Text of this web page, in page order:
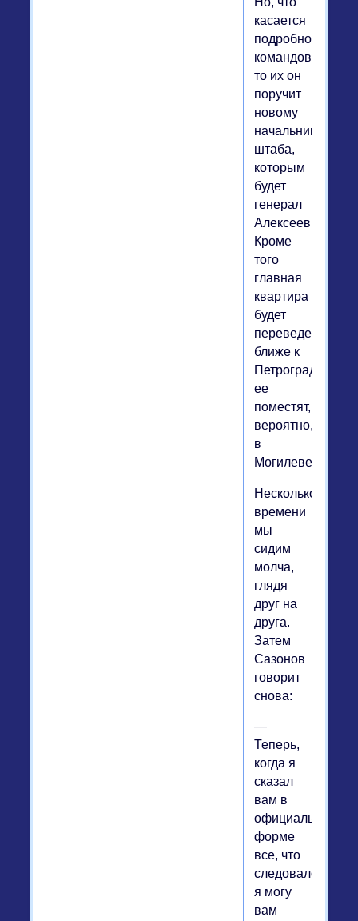
касается
подробностей
командования,
то их он
поручит
новому
начальнику
штаба,
которым
будет
генерал
Алексеев.
Кроме
того
главная
квартира
будет
переведена
ближе к
Петрограду;
ее
поместят,
вероятно,
в
Могилеве.
Несколько
времени
мы
сидим
молча,
глядя
друг на
друга.
Затем
Сазонов
говорит
снова:
—
Теперь,
когда я
сказал
вам в
официальной
форме
все, что
следовало,
я могу
вам